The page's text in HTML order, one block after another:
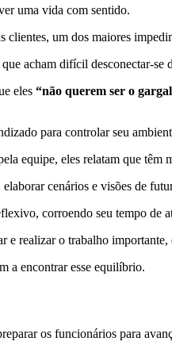
uma vida com sentido.
um dos maiores
acham difícil desconectar-se
eles “não querem ser o
para controlar seu
equipe, eles relatam que
cenários e visões de
corroendo seu tempo de
e realizar o trabalho
a encontrar esse equilíbrio.
os funcionários para